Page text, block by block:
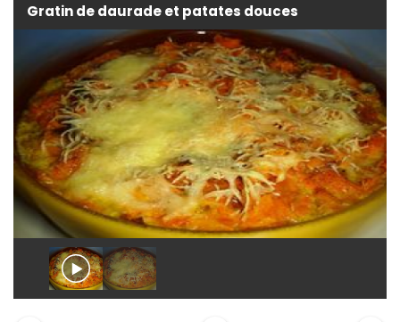
Gratin de daurade et patates douces